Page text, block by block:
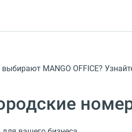
MANGO OFFICE?